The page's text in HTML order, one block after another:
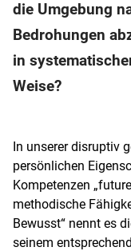
die Umgebung
Bedrohungen
in
Weise?
In unserer disruptiv
persönlichen
Kompetenzen
methodische
Bewusst“ nennt es
seinem